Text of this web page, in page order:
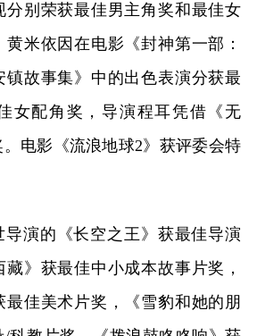
分别荣获最佳男主角奖和最佳女
米依因在电影《封神第一部：
镇故事集》中的出色表演分获最
女配角奖，导演程耳凭借《无
电影《流浪地球2》获评委会特
导演的《长空之王》获最佳导演
》获最佳中小成本故事片奖，
最佳美术片奖，《雪豹和她的朋